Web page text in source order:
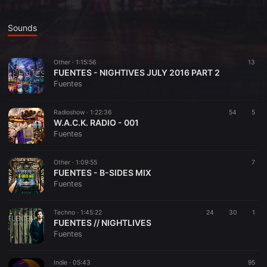
Sounds
Other · 1:15:56 13
FUENTES - NIGHTIVES JULY 2016 PART 2
Fuentes
Radioshow · 1:22:36 54 5
W.A.C.K. RADIO - 001
Fuentes
Other · 1:09:55 7
FUENTES - B-SIDES MIX
Fuentes
Techno · 1:45:22 24 30 1
FUENTES // NIGHTLIVES
Fuentes
Indie · 05:43 95